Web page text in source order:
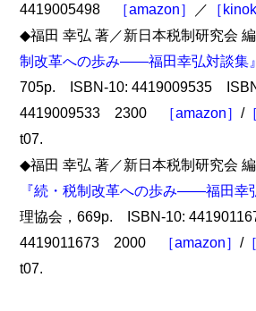
4419005498
［amazon］ ／ ［
◆福田 幸弘 著／新日本税制研究会
制改革への歩み――福田幸弘対談集』
705p. ISBN-10: 4419009535
4419009533 2300
［amazon］/
t07.
◆福田 幸弘 著／新日本税制研究会
『続・税制改革への歩み――福田幸
理協会，669p. ISBN-10:
4419011673 2000
［amazon］/
t07.